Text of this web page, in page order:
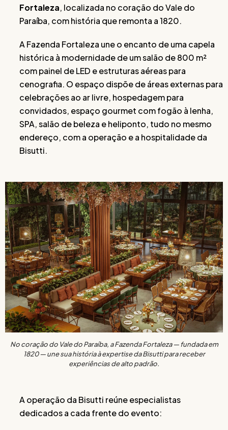
Fortaleza, localizada no coração do Vale do
Paraíba, com história que remonta a 1820.
A Fazenda Fortaleza une o encanto de uma capela
histórica à modernidade de um salão de 800 m²
com painel de LED e estruturas aéreas para
cenografia. O espaço dispõe de áreas externas para
celebrações ao ar livre, hospedagem para
convidados, espaço gourmet com fogão à lenha,
SPA, salão de beleza e heliponto, tudo no mesmo
endereço, com a operação e a hospitalidade da
Bisutti.
No coração do Vale do Paraíba, a Fazenda Fortaleza — fundada em
1820 — une sua história à expertise da Bisutti para receber
experiências de alto padrão.
A operação da Bisutti reúne especialistas
dedicados a cada frente do evento: